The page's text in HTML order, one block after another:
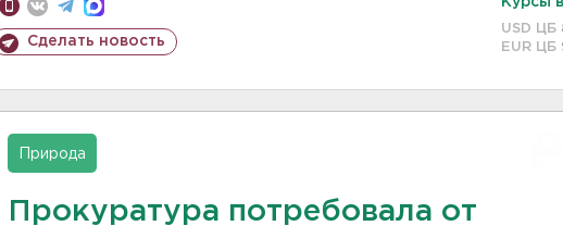
Сделать новость
USD ЦБ
EUR ЦБ
Природа
Прокуратура потребовала от